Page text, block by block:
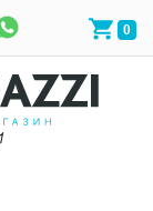
0